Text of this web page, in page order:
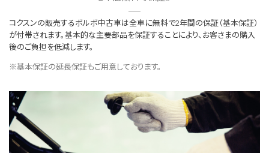
コクスンの販売するボルボ中古車は全車に無料で2年間の保証（基本保証）
が付帯されます。基本的な主要部品を保証することにより、お客さまの購入
後のご負担を低減します。
※基本保証の延長保証もご用意しております。